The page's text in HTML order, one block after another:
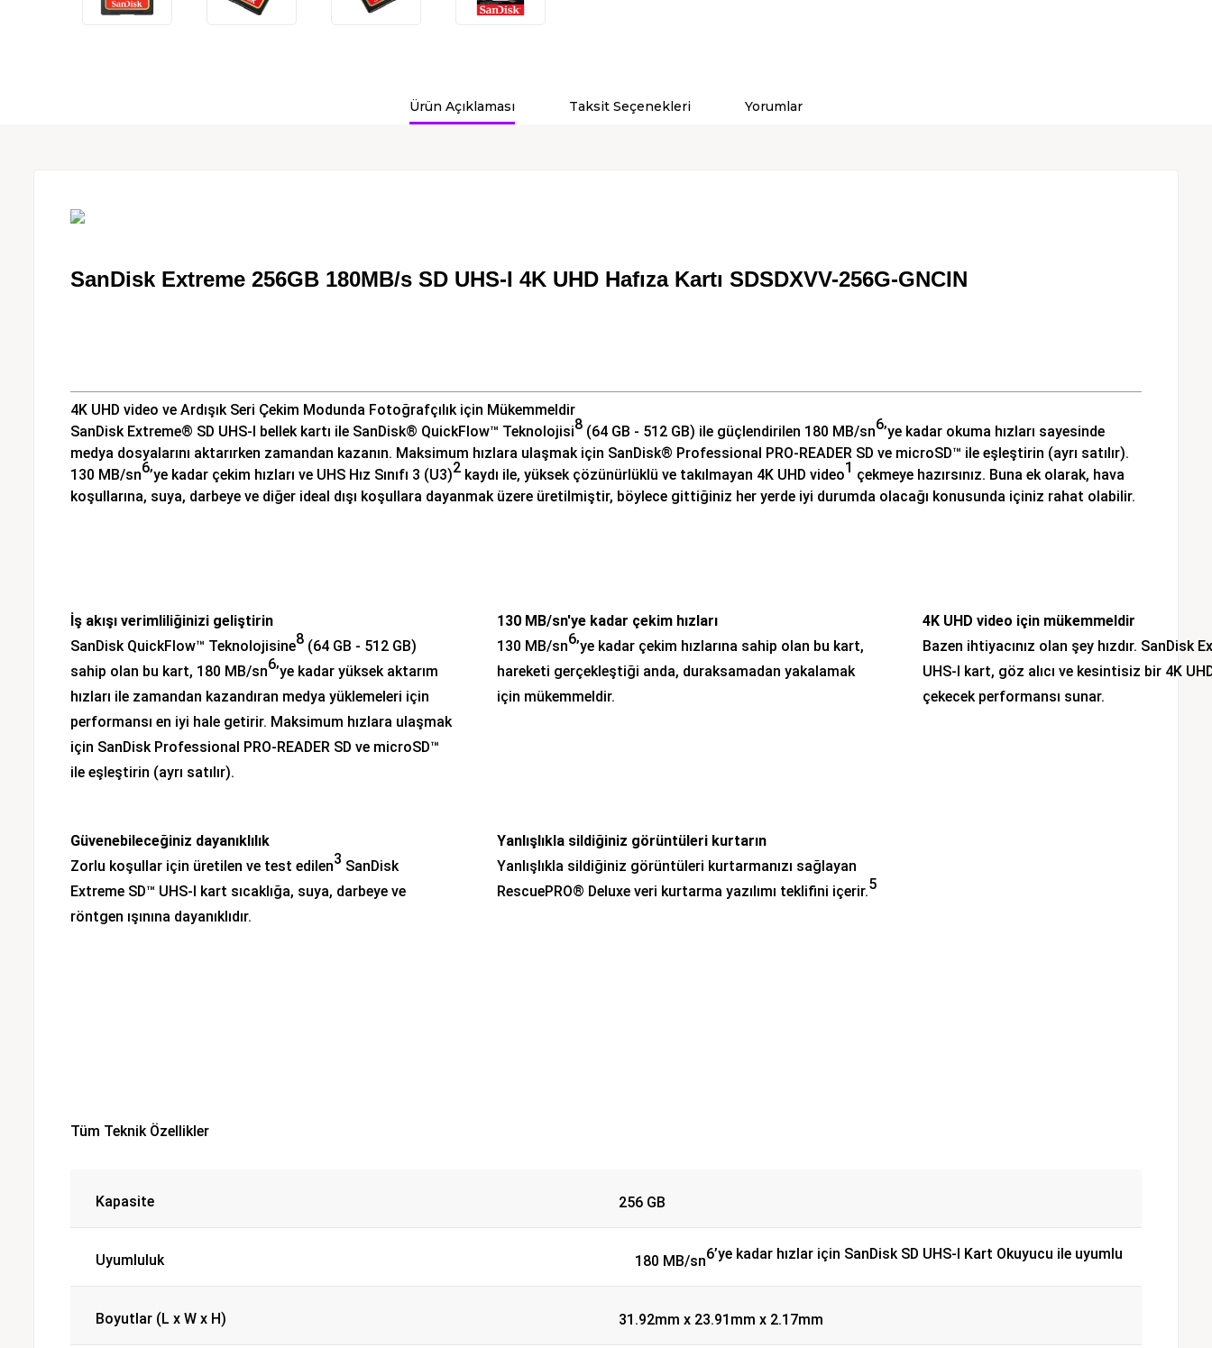
Ürün Açıklaması Taksit Seçenekleri Yorumlar
SanDisk Extreme 256GB 180MB/s SD UHS-I 4K UHD Hafıza Kartı SDSDXVV-256G-GNCIN
4K UHD video ve Ardışık Seri Çekim Modunda Fotoğrafçılık için Mükemmeldir
SanDisk Extreme® SD UHS-I bellek kartı ile SanDisk® QuickFlow™ Teknolojisi8 (64 GB - 512 GB) ile güçlendirilen 180 MB/sn6’ye kadar okuma hızları sayesinde
medya dosyalarını aktarırken zamandan kazanın. Maksimum hızlara ulaşmak için SanDisk® Professional PRO-READER SD ve microSD™ ile eşleştirin (ayrı satılır).
130 MB/sn6’ye kadar çekim hızları ve UHS Hız Sınıfı 3 (U3)2 kaydı ile, yüksek çözünürlüklü ve takılmayan 4K UHD video1 çekmeye hazırsınız. Buna ek olarak, hava
koşullarına, suya, darbeye ve diğer ideal dışı koşullara dayanmak üzere üretilmiştir, böylece gittiğiniz her yerde iyi durumda olacağı konusunda içiniz rahat olabilir.
İş akışı verimliliğinizi geliştirin
SanDisk QuickFlow™ Teknolojisine8 (64 GB - 512 GB)
sahip olan bu kart, 180 MB/sn6’ye kadar yüksek aktarım
hızları ile zamandan kazandıran medya yüklemeleri için
performansı en iyi hale getirir. Maksimum hızlara ulaşmak
için SanDisk Professional PRO-READER SD ve microSD™
ile eşleştirin (ayrı satılır).
130 MB/sn'ye kadar çekim hızları
130 MB/sn6’ye kadar çekim hızlarına sahip olan bu kart,
hareketi gerçekleştiği anda, duraksamadan yakalamak
için mükemmeldir.
4K UHD video için mükemmeldir
Bazen ihtiyacınız olan şey hızdır. SanDisk
UHS-I kart, göz alıcı ve kesintisiz bir 4K
çekecek performansı sunar.
Güvenebileceğiniz dayanıklılık
Zorlu koşullar için üretilen ve test edilen3 SanDisk
Extreme SD™ UHS-I kart sıcaklığa, suya, darbeye ve
röntgen ışınına dayanıklıdır.
Yanlışlıkla sildiğiniz görüntüleri kurtarın
Yanlışlıkla sildiğiniz görüntüleri kurtarmanızı sağlayan
RescuePRO® Deluxe veri kurtarma yazılımı teklifini içerir.5
Tüm Teknik Özellikler
Kapasite 256 GB
Uyumluluk 180 MB/sn6’ye kadar hızlar için SanDisk SD UHS-I Kart Okuyucu ile uyumlu
Boyutlar (L x W x H) 31.92mm x 23.91mm x 2.17mm